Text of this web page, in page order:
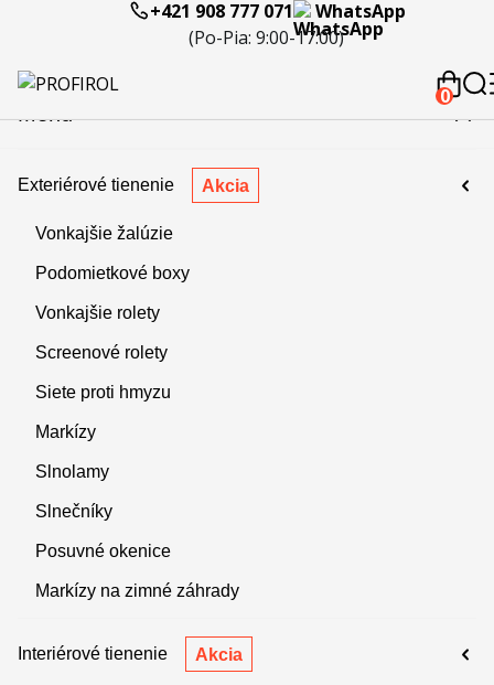
Servis a
reklamácie
KontaktyKariéraSpolupráca
777 071
+421 908 777 071
WhatsApp
(Po-Pia: 9:00-17:00)
0
Menu
Exteriérové tienenie Akcia
Vonkajšie žalúzie
Podomietkové boxy
Vonkajšie rolety
Screenové rolety
Siete proti hmyzu
Markízy
Slnolamy
Slnečníky
Posuvné okenice
Markízy na zimné záhrady
Interiérové tienenie Akcia